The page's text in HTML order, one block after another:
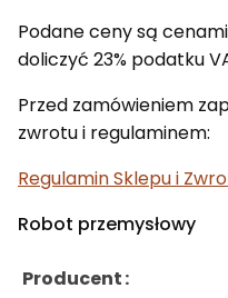
Podane ceny są
doliczyć 23% podatku
Przed zamówieniem
zwrotu i regulaminem:
Regulamin Sklepu i
Robot przemysłowy
Producent